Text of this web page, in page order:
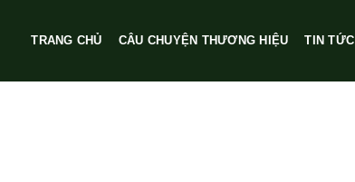
TRANG CHỦ CÂU CHUYỆN THƯƠNG HIỆU TIN TỨC